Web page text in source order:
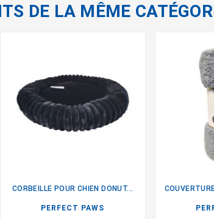
DE LA MÊME
CORBEILLE POUR CHIEN DONUT...
PERFECT PAWS